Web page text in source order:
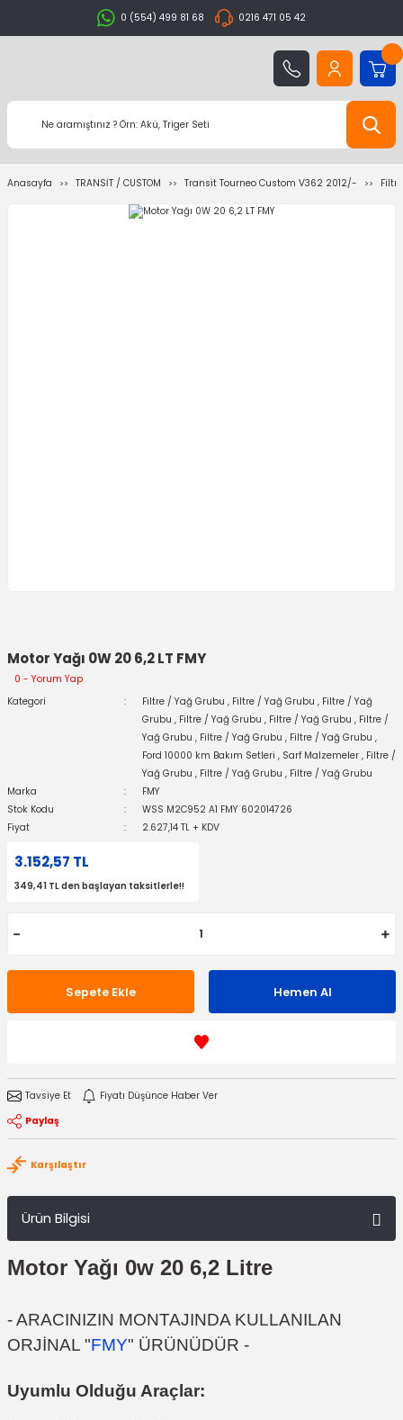
0 (554) 499 81 68 0216 471 05 42
Anasayfa TRANSİT / CUSTOM Transit Tourneo Custom V362 2012/-
Motor Yağı 0W 20 6,2 LT FMY
0 - Yorum Yap
Kategori
Filtre / Yağ Grubu , Filtre / Yağ Grubu , Filtre / Yağ
Grubu , Filtre / Yağ Grubu , Filtre / Yağ Grubu , Filtre /
Yağ Grubu , Filtre / Yağ Grubu , Filtre / Yağ Grubu ,
Ford 10000 km Bakım Setleri , Sarf Malzemeler , Filtre /
Yağ Grubu , Filtre / Yağ Grubu , Filtre / Yağ Grubu
Marka
FMY
Stok Kodu
WSS M2C952 A1 FMY 602014726
Fiyat
2.627,14 TL + KDV
3.152,57 TL
349,41 TL den başlayan taksitlerle!!
Sepete Ekle Hemen Al
Tavsiye Et
Fiyatı Düşünce Haber Ver
Paylaş
Karşılaştır
Ürün Bilgisi
Motor Yağı 0w 20 6,2 Litre
- ARACINIZIN MONTAJINDA KULLANILAN
ORJİNAL "FMY" ÜRÜNÜDÜR -
Uyumlu Olduğu Araçlar: